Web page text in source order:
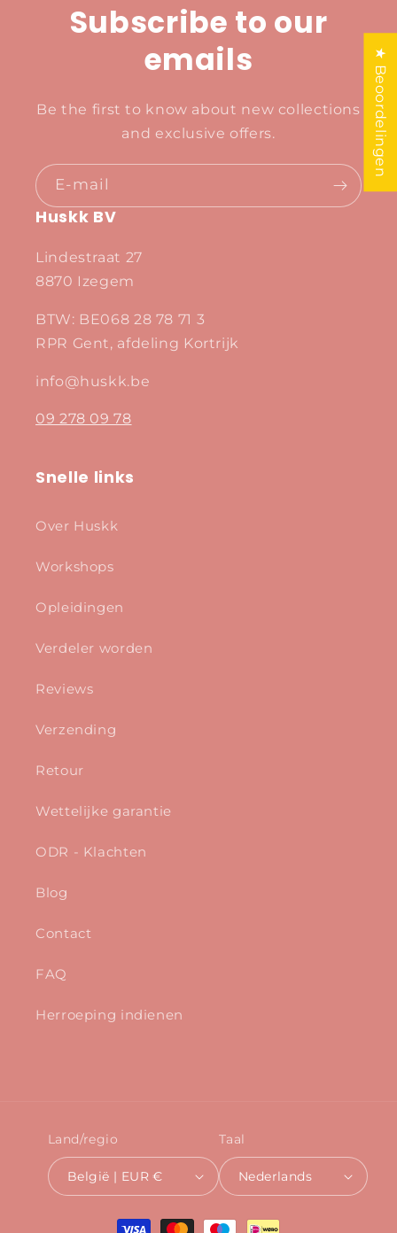
Subscribe to our
emails
Be the first to know about new collections
and exclusive offers.
E‑mail
Huskk BV
Lindestraat 27
8870 Izegem
BTW: BE068 28 78 71 3
RPR Gent, afdeling Kortrijk
info@huskk.be
09 278 09 78
Snelle links
Over Huskk
Workshops
Opleidingen
Verdeler worden
Reviews
Verzending
Retour
Wettelijke garantie
ODR - Klachten
Blog
Contact
FAQ
Herroeping indienen
Land/regio
België | EUR €
Taal
Nederlands
Betaalmethoden
★ Beoordelingen